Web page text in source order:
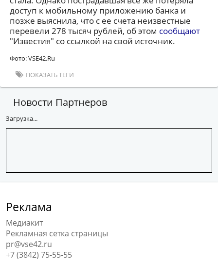
доступ к мобильному приложению банка и
позже выяснила, что с ее счета неизвестные
перевели 278 тысяч рублей, об этом сообщают
"Известия" со ссылкой на свой источник.
Фото: VSE42.Ru
ПОКАЗАТЬ ТЕГИ
Новости Партнеров
Загрузка...
Реклама
Медиакит
Рекламная сетка страницы
pr@vse42.ru
+7 (3842) 75-55-55